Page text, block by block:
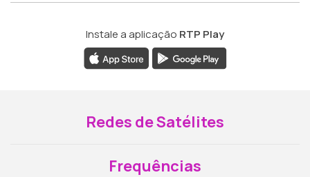
Instale a aplicação RTP Play
Redes de Satélites
Frequências